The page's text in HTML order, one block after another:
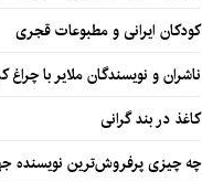
کودکان ایرانی و مطبوعات قجری
ناشران و نویسندگان ملایر با
کاغذ در بند گرانی
چه چیزی پرفروش‌ترین نویسنده